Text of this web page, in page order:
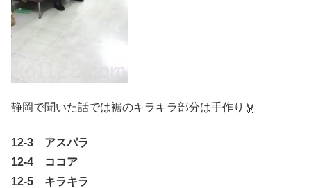
静岡で聞いた話では裾のキラキラ部分は手作り
12-3 アスパラ
12-4 ココア
12-5 キラキラ